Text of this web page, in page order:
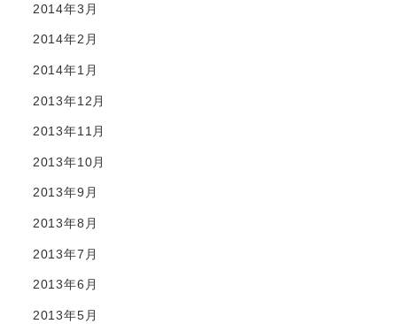
2014年3月
2014年2月
2014年1月
2013年12月
2013年11月
2013年10月
2013年9月
2013年8月
2013年7月
2013年6月
2013年5月